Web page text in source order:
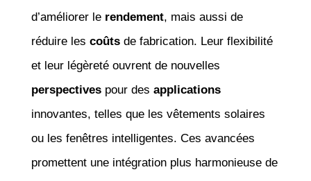
d’améliorer le rendement, mais aussi de
réduire les coûtsde fabrication. Leur flexibilité
et leur légèreté ouvrent de nouvelles
perspectivespour des applications
innovantes, telles que les vêtements solaires
ou les fenêtres intelligentes. Ces avancées
promettent une intégration plus harmonieuse de